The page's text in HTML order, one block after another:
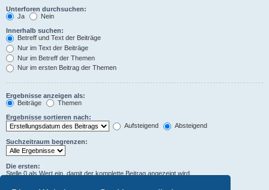
Unterforen durchsuchen:
Ja
Nein
Innerhalb suchen:
Betreff und Text der Beiträge
Nur im Text der Beiträge
Nur im Betreff der Themen
Nur im ersten Beitrag der Themen
Ergebnisse anzeigen als:
Beiträge
Themen
Ergebnisse sortieren nach:
Aufsteigend
Absteigend
Suchzeitraum begrenzen:
Die ersten:
Stelle 0 als Wert ein, damit der komplette Beitrag angezeigt wird.